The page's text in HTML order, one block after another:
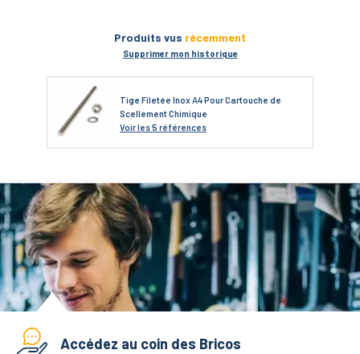
Produits vus récemment
Supprimer mon historique
Tige Filetée Inox A4 Pour Cartouche de
Scellement Chimique
Voirles 5 références
Accédez au coin des Bricos